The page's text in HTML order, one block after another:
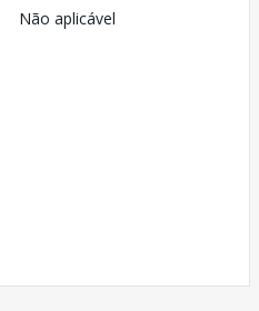
Não aplicável